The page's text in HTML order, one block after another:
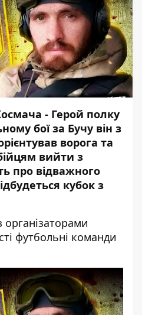
- Герой полку
бої за Бучу він з
ворога та
вийти з
про відважного
кубок з
організаторами
футбольні команди